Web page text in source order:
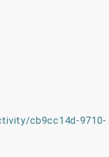
cb9cc14d-9710-